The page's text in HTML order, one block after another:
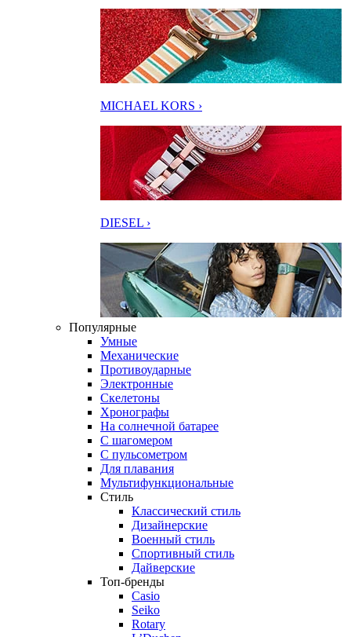
MICHAEL KORS ›
DIESEL ›
Популярные
Умные
Механические
Противоударные
Электронные
Скелетоны
Хронографы
На солнечной батарее
С шагомером
С пульсометром
Для плавания
Мультифункциональные
Стиль
Классический стиль
Дизайнерские
Военный стиль
Спортивный стиль
Дайверские
Топ-бренды
Casio
Seiko
Rotary